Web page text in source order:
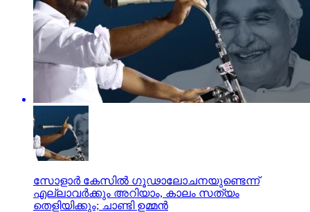
സോളാര്‍ കേസില്‍ ഗൂഢാലോചനയുണ്ടെന്ന്
എല്ലാവര്‍ക്കും അറിയാം, കാലം സത്യം
തെളിയിക്കും; ചാണ്ടി ഉമ്മന്‍